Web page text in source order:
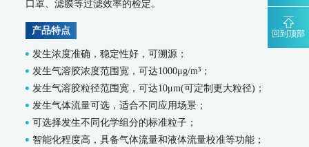
MODEL 2000-pH-水质在线自动监测仪
水质特征因子在线分析仪
WQMS-900HM-水中多参数重金属（XRF）在线监测系统
智慧监测监管平台
大气污染防治决策支持平台
水污染防治决策支持平台
城市环境应急指挥管理平台
回到顶部
口罩、滤膜等过滤效率的检定。
产品特点
发生浓度准确，稳定性好，可溯源；
发生气溶胶浓度范围宽，可达1000μg/m³；
发生气溶胶粒径范围宽，可达10μm(可定制更大粒径)；
发生气体流量可选，适合不同应用场景；
可选择发生不同化学组分的标准粒子；
智能化程度高，具备气体流量和液体流量校准等功能；